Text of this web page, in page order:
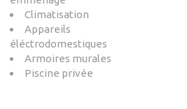
Climatisation
Appareils
éléctrodomestiques
Armoires murales
Piscine privée